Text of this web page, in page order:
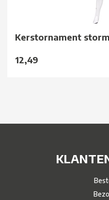
Kerstornament
12,49